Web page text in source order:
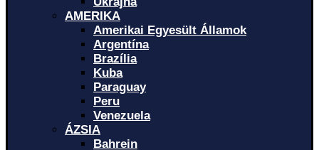
AMERIKA
Amerikai Egyesült Államok
Argentína
Brazília
Kuba
Paraguay
Peru
Venezuela
ÁZSIA
Bahrein